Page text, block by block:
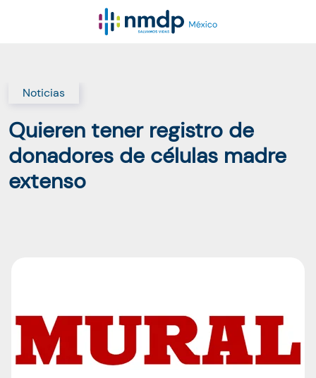
Noticias
Quieren tener registro de
donadores de células madre
extenso